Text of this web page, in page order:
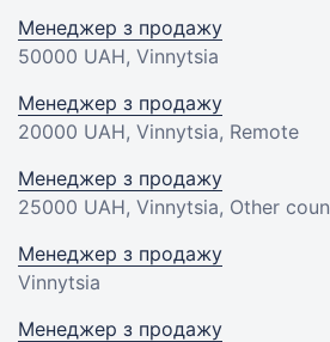
Менеджер з продажу
50000 UAH, Vinnytsia
Менеджер з продажу
20000 UAH, Vinnytsia, Remote
Менеджер з продажу
25000 UAH, Vinnytsia, Other
Менеджер з продажу
Vinnytsia
Менеджер з продажу